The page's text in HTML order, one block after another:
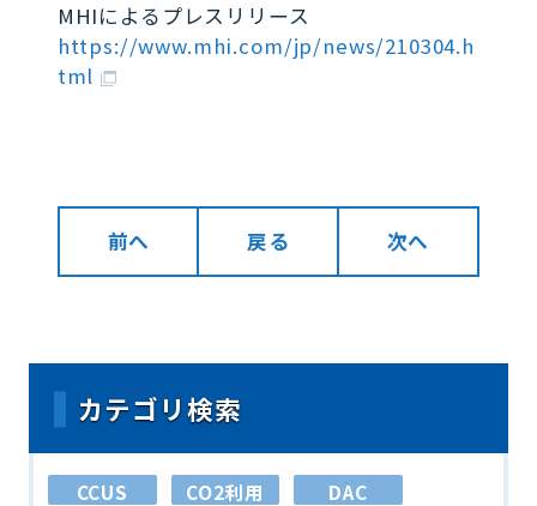
MHIによるプレスリリース
https://www.mhi.com/jp/news/210304.h
tml
前へ 戻る 次へ
カテゴリ検索
CCUS CO2利用
DAC